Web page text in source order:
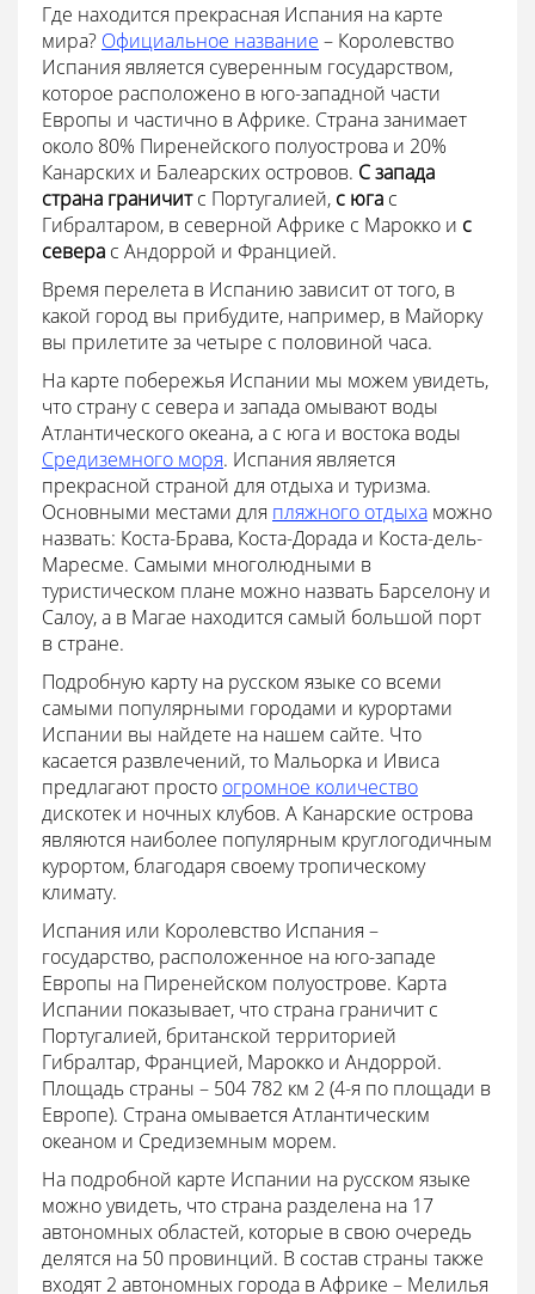
Где находится прекрасная Испания на карте
мира? Официальное название – Королевство
Испания является суверенным государством,
которое расположено в юго-западной части
Европы и частично в Африке. Страна занимает
около 80% Пиренейского полуострова и 20%
Канарских и Балеарских островов. С запада
страна граничитс Португалией, с юга с
Гибралтаром, в северной Африке с Марокко и с
севера с Андоррой и Францией.
Время перелета в Испанию зависит от того, в
какой город вы прибудите, например, в Майорку
вы прилетите за четыре с половиной часа.
На карте побережья Испании мы можем увидеть,
что страну с севера и запада омывают воды
Атлантического океана, а с юга и востока воды
Средиземного моря. Испания является
прекрасной страной для отдыха и туризма.
Основными местами для пляжного отдыха можно
назвать: Коста-Брава, Коста-Дорада и Коста-дель-
Маресме. Самыми многолюдными в
туристическом плане можно назвать Барселону и
Салоу, а в Магае находится самый большой порт
в стране.
Подробную карту на русском языке со всеми
самыми популярными городами и курортами
Испании вы найдете на нашем сайте. Что
касается развлечений, то Мальорка и Ивиса
предлагают просто огромное количество
дискотек и ночных клубов. А Канарские острова
являются наиболее популярным круглогодичным
курортом, благодаря своему тропическому
климату.
Испания или Королевство Испания –
государство, расположенное на юго-западе
Европы на Пиренейском полуострове. Карта
Испании показывает, что страна граничит с
Португалией, британской территорией
Гибралтар, Францией, Марокко и Андоррой.
Площадь страны – 504 782 км 2 (4-я по площади в
Европе). Страна омывается Атлантическим
океаном и Средиземным морем.
На подробной карте Испании на русском языке
можно увидеть, что страна разделена на 17
автономных областей, которые в свою очередь
делятся на 50 провинций. В состав страны также
входят 2 автономных города в Африке – Мелилья